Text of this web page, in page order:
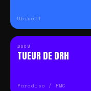
Ubisoft
DOCS
TUEUR DE DRH
Paradiso / RMC